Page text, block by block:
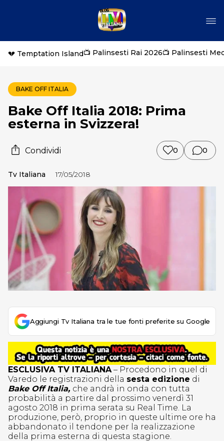
💔 Temptation Island📺 Palinsesti Rai 2026📺 Palinsesti
BAKE OFF ITALIA
Bake Off Italia 2018: Prima
esterna in Svizzera!
Condividi 0 0
Tv Italiana 17/05/2018
Aggiungi Tv Italiana tra le tue fonti preferite su Google
ESCLUSIVA TV ITALIANA – Procedono in quel di
Varedo le registrazioni della sesta edizione di
Bake Off Italia, che andrà in onda con tutta
probabilità a partire dal prossimo venerdì 31
agosto 2018 in prima serata su Real Time. La
produzione, però, proprio in queste ultime ore ha
abbandonato il tendone per la realizzazione
della prima esterna di questa stagione.